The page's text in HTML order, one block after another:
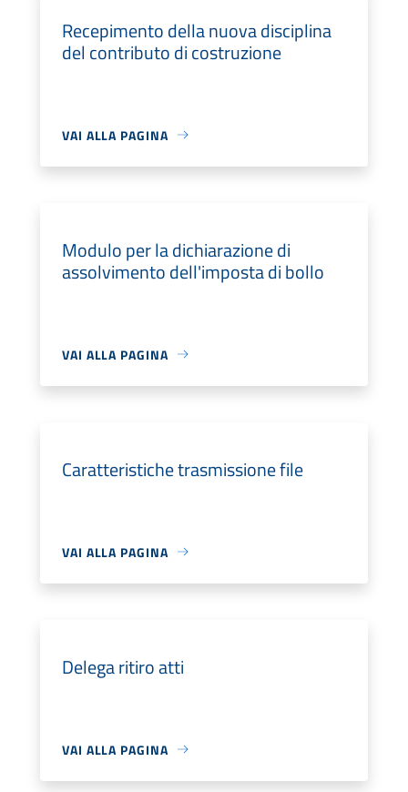
Recepimento della nuova disciplina
del contributo di costruzione
VAI ALLA PAGINA
Modulo per la dichiarazione di
assolvimento dell'imposta di bollo
VAI ALLA PAGINA
Caratteristiche trasmissione file
VAI ALLA PAGINA
Delega ritiro atti
VAI ALLA PAGINA